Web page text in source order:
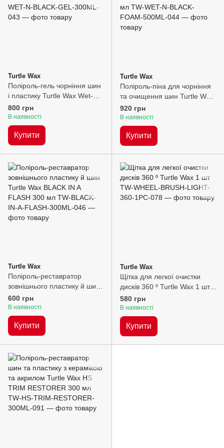
Turtle Wax
Поліроль-гель чорніння шин
і пластику Turtle Wax Wet-n-
Black 300 мл, 300мл
800 грн
В наявності
Купити
Turtle Wax
Поліроль-піна для чорніння
та очищення шин Turtle Wax
Wet-n-Black 500 мл, 500мл
920 грн
В наявності
Купити
Turtle Wax
Поліроль-реставратор
зовнішнього пластику й шин
Turtle Wax BLACK IN A
FLASH 300 мл, 300мл
600 грн
В наявності
Купити
Turtle Wax
Щітка для легкої очистки
дисків 360 º Turtle Wax 1 шт,
шт
580 грн
В наявності
Купити